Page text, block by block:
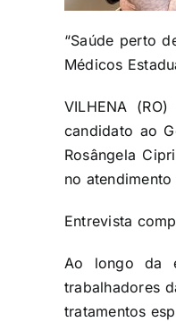
“Saúde perto
Médicos
VILHENA
candidato ao
Rosângela
no
Entrevista
Ao longo da
trabalhadores
tratamentos